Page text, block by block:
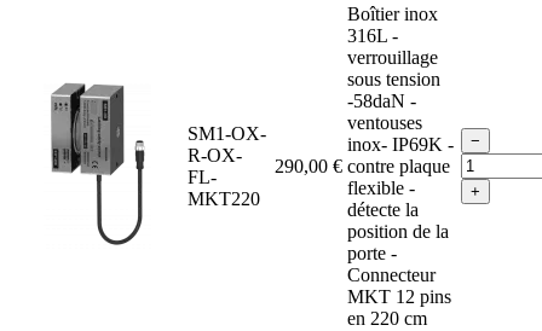
SM1-OX-
R-OX-
FL-
MKT220
290,00 €
Boîtier inox
316L -
verrouillage
sous tension
-58daN -
ventouses
inox- IP69K -
contre plaque
flexible -
détecte la
position de la
porte -
Connecteur
MKT 12 pins
en 220 cm
−
+